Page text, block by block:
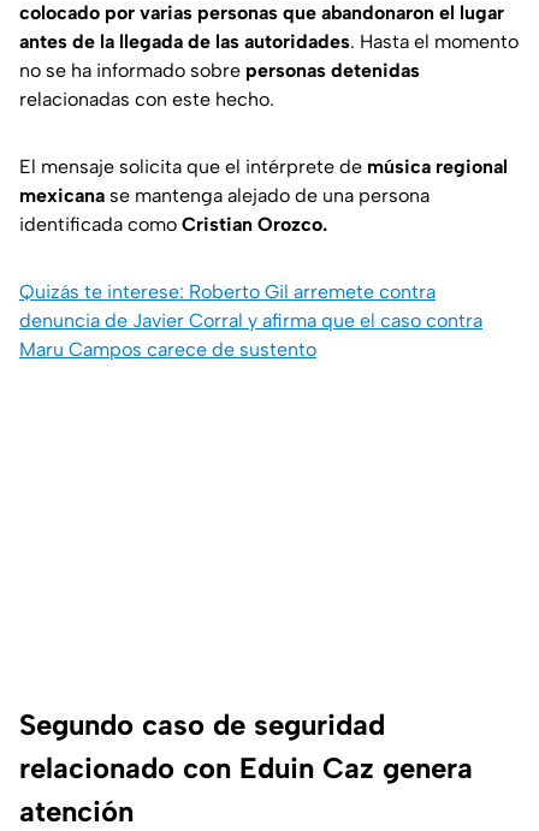
colocado por varias personas que abandonaron el lugar
antes de la llegada de las autoridades. Hasta el momento
no se ha informado sobre personas detenidas
relacionadas con este hecho.
El mensaje solicita que el intérprete de música regional
mexicana se mantenga alejado de una persona
identificada como Cristian Orozco.
Quizás te interese: Roberto Gil arremete contra
denuncia de Javier Corral y afirma que el caso contra
Maru Campos carece de sustento
Segundo caso de seguridad
relacionado con Eduin Caz genera
atención